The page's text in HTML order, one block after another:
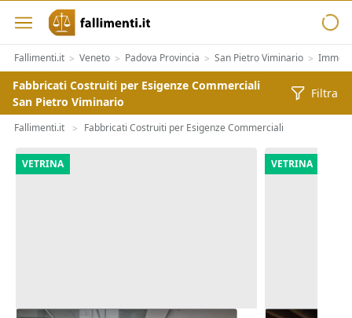
Fallimenti.it > Veneto > Padova Provincia > San Pietro Viminario >
Fabbricati Costruiti per Esigenze Commerciali
San Pietro Viminario
Filtra
Fallimenti.it > Fabbricati Costruiti per Esigenze Commerciali
VETRINA VETRINA